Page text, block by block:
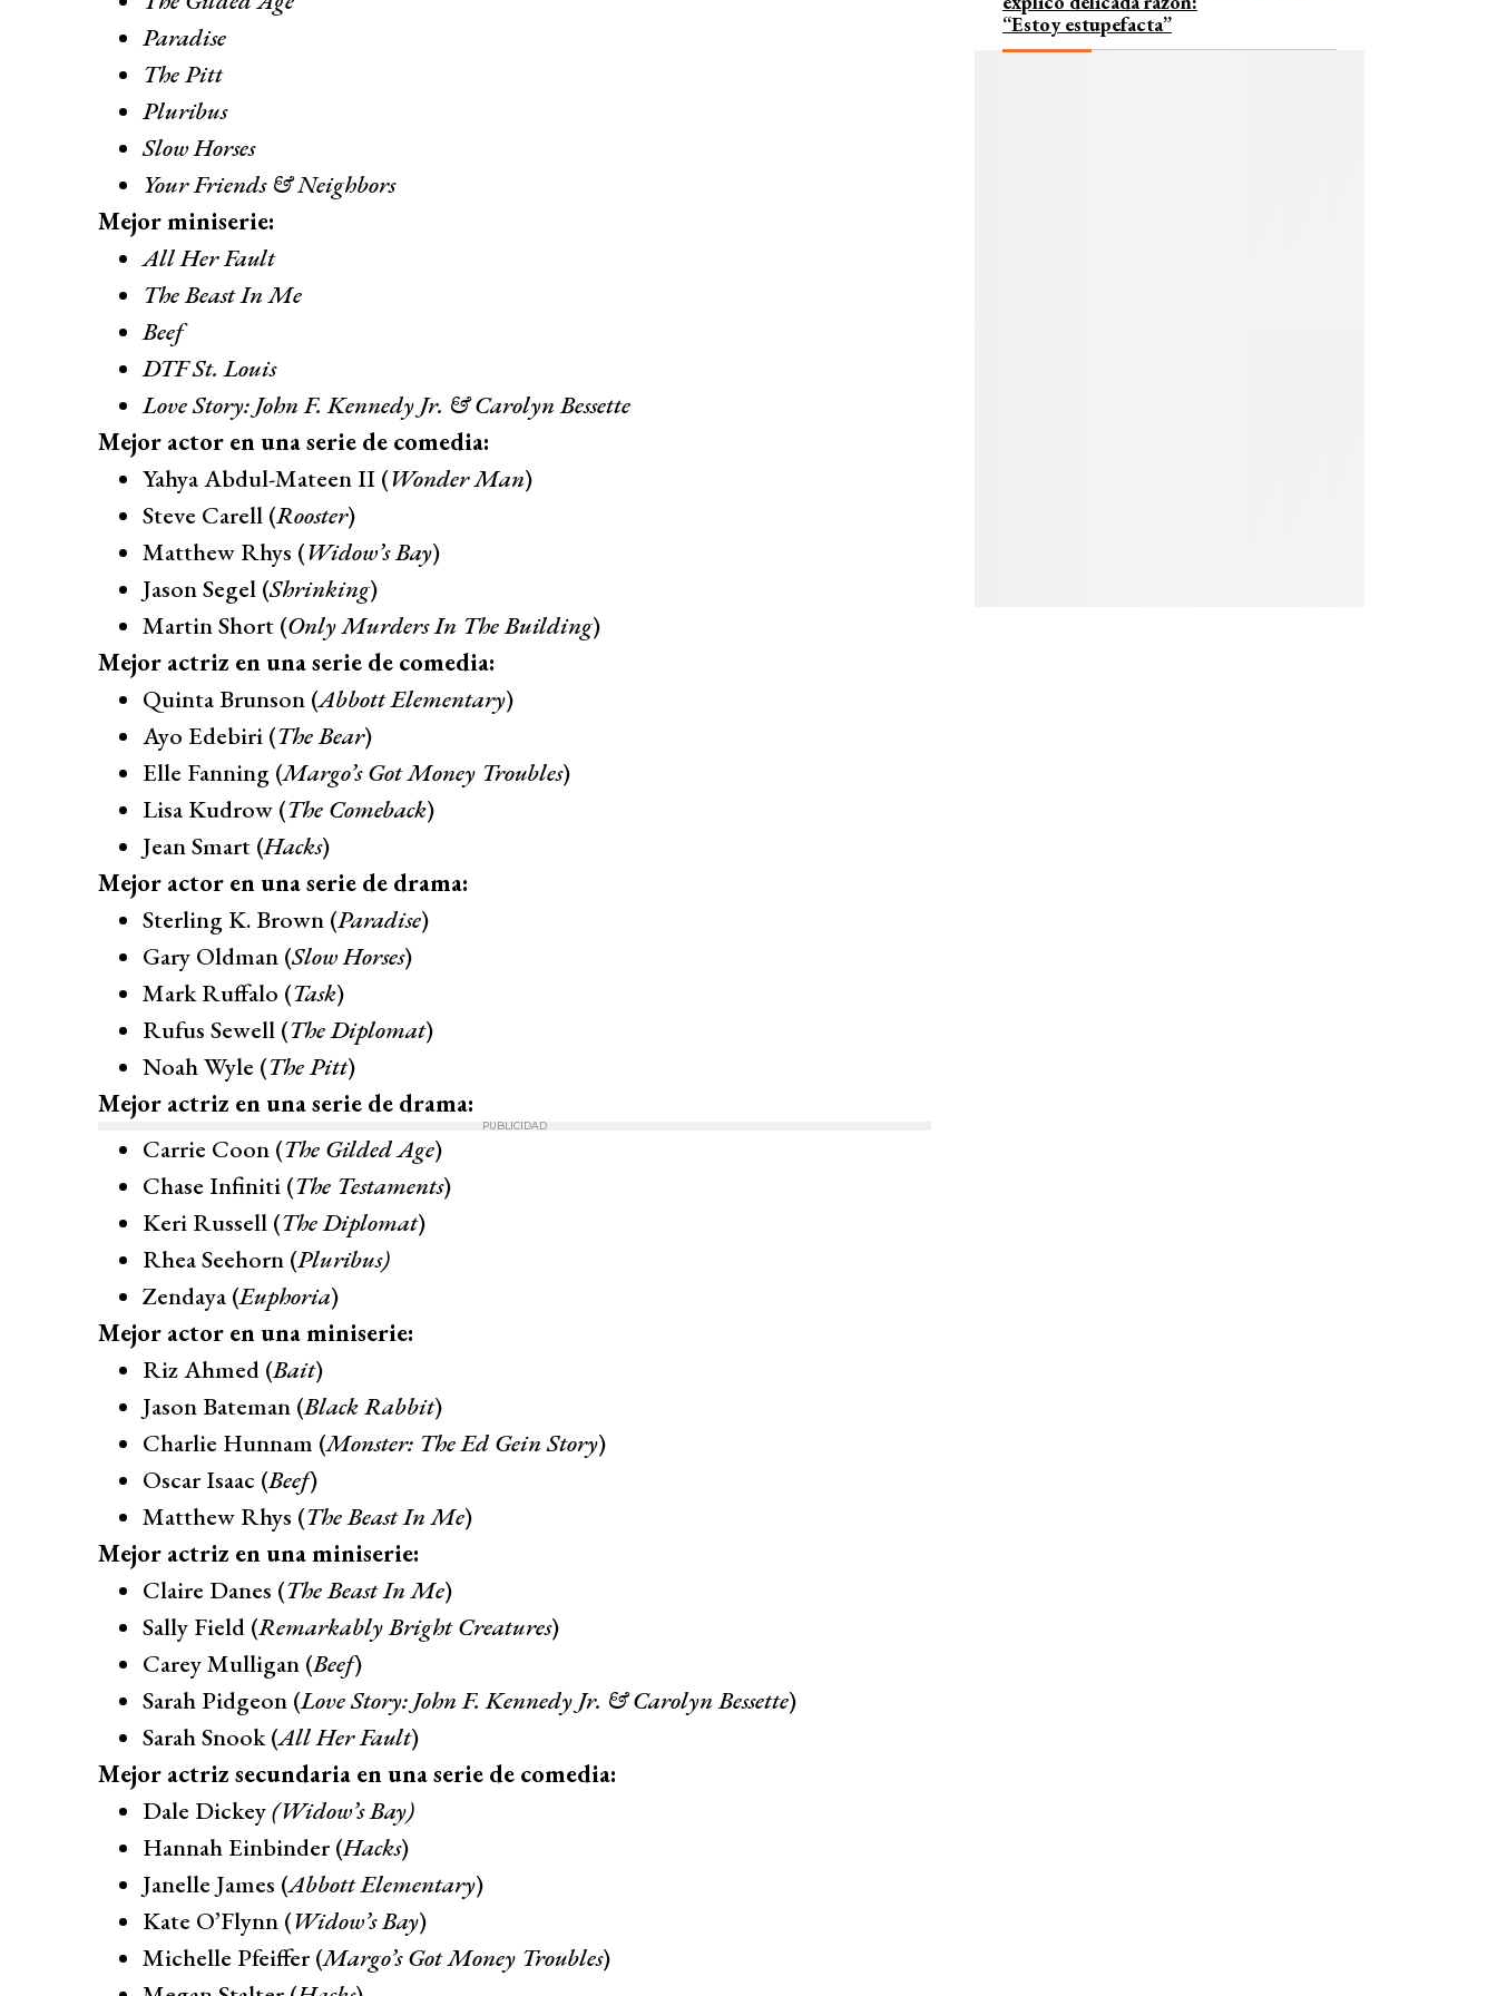
Paradise
The Pitt
Pluribus
Slow Horses
Your Friends & Neighbors
Mejor miniserie:
All Her Fault
The Beast In Me
Beef
DTF St. Louis
Love Story: John F. Kennedy Jr. & Carolyn Bessette
Mejor actor en una serie de comedia:
Yahya Abdul-Mateen II (Wonder Man)
Steve Carell (Rooster)
Matthew Rhys (Widow’s Bay)
Jason Segel (Shrinking)
Martin Short (Only Murders In The Building)
Mejor actriz en una serie de comedia:
Quinta Brunson (Abbott Elementary)
Ayo Edebiri (The Bear)
Elle Fanning (Margo’s Got Money Troubles)
Lisa Kudrow (The Comeback)
Jean Smart (Hacks)
Mejor actor en una serie de drama:
Sterling K. Brown (Paradise)
Gary Oldman (Slow Horses)
Mark Ruffalo (Task)
Rufus Sewell (The Diplomat)
Noah Wyle (The Pitt)
Mejor actriz en una serie de drama:
PUBLICIDAD
Carrie Coon (The Gilded Age)
Chase Infiniti (The Testaments)
Keri Russell (The Diplomat)
Rhea Seehorn (Pluribus)
Zendaya (Euphoria)
Mejor actor en una miniserie:
Riz Ahmed (Bait)
Jason Bateman (Black Rabbit)
Charlie Hunnam (Monster: The Ed Gein Story)
Oscar Isaac (Beef)
Matthew Rhys (The Beast In Me)
Mejor actriz en una miniserie:
Claire Danes (The Beast In Me)
Sally Field (Remarkably Bright Creatures)
Carey Mulligan (Beef)
Sarah Pidgeon (Love Story: John F. Kennedy Jr. & Carolyn Bessette)
Sarah Snook (All Her Fault)
Mejor actriz secundaria en una serie de comedia:
Dale Dickey(Widow’s Bay)
Hannah Einbinder (Hacks)
Janelle James (Abbott Elementary)
Kate O’Flynn (Widow’s Bay)
Michelle Pfeiffer (Margo’s Got Money Troubles)
“Estoy estupefacta”